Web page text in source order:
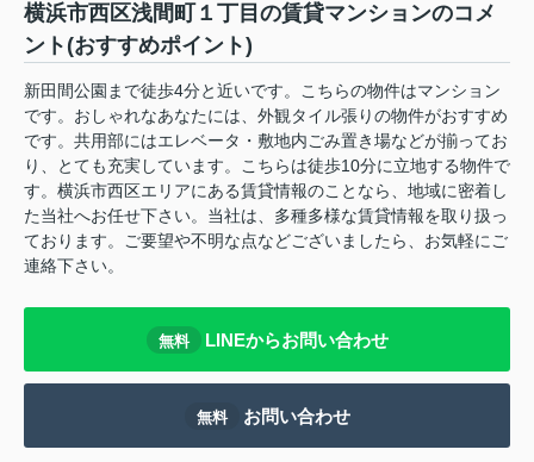
横浜市西区浅間町１丁目の賃貸マンションのコメ
ント(おすすめポイント)
新田間公園まで徒歩4分と近いです。こちらの物件はマンション
です。おしゃれなあなたには、外観タイル張りの物件がおすすめ
です。共用部にはエレベータ・敷地内ごみ置き場などが揃ってお
り、とても充実しています。こちらは徒歩10分に立地する物件で
す。横浜市西区エリアにある賃貸情報のことなら、地域に密着し
た当社へお任せ下さい。当社は、多種多様な賃貸情報を取り扱っ
ております。ご要望や不明な点などございましたら、お気軽にご
連絡下さい。
無料 LINEからお問い合わせ
無料 お問い合わせ